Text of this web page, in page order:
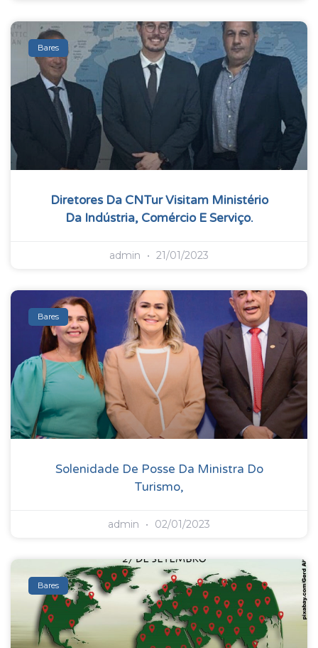
Bares
Diretores Da CNTur Visitam Ministério
Da Indústria, Comércio E Serviço.
admin 21/01/2023
Bares
Solenidade De Posse Da Ministra Do
Turismo,
admin 02/01/2023
Bares